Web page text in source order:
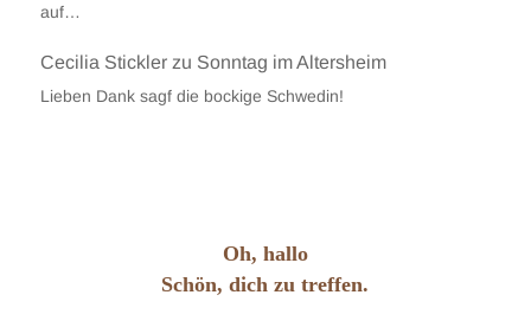
auf…
Cecilia Sticklerzu Sonntag im Altersheim
Lieben Dank sagf die bockige Schwedin!
Oh, hallo
Schön, dich zu treffen.